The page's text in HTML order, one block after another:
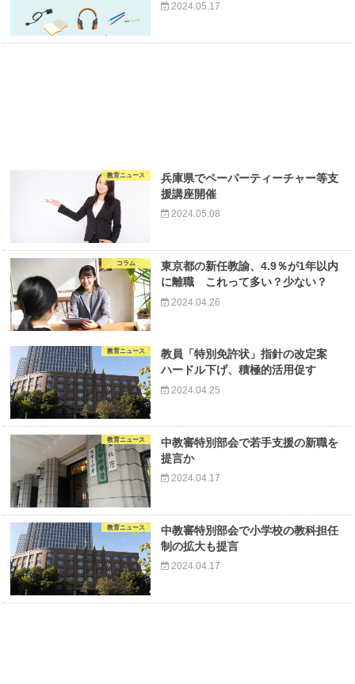
2024.05.17
教育ニュース
兵庫県でペーパーティーチャー等支
援講座開催
2024.05.08
コラム
東京都の新任教諭、4.9％が1年以内
に離職 これって多い？少ない？
2024.04.26
教育ニュース
教員「特別免許状」指針の改定案
ハードル下げ、積極的活用促す
2024.04.25
教育ニュース
中教審特別部会で若手支援の新職を
提言か
2024.04.17
教育ニュース
中教審特別部会で小学校の教科担任
制の拡大も提言
2024.04.17